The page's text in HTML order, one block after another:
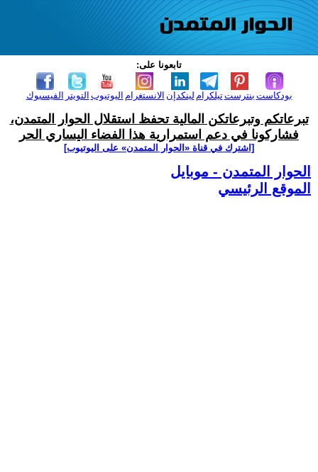
تابعونا على:
الفيسبوك التويتر اليوتيوب الانستغرام لينكدإن تيلكرامبنترست بودكاست
تبرعاتكم وتبرعاتكن المالية تحفظ استقلال الحوار المتمدن،
فشاركونا في دعم استمرارية هذا الفضاء اليساري الحر
[اشترك في قناة ‫«الحوار المتمدن» على اليوتيوب]
الحوار المتمدن - موبايل
الموقع الرئيسي